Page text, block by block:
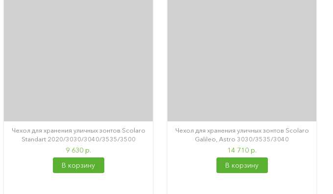
Чехол для хранения уличных зонтов Scolaro
Standart 2020/3030/3040/3535/3500
9 630 р.
В корзину
Чехол для хранения уличных зонтов Scolaro
Galileo, Astro 3030/3535/3040
14 710 р.
В корзину